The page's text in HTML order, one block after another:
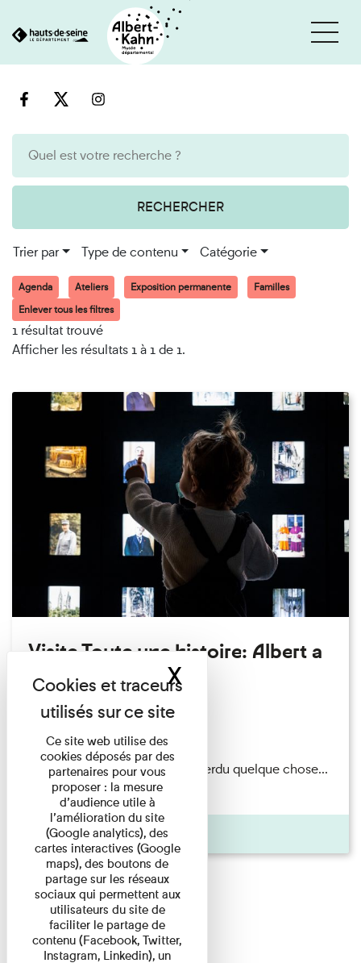
au
RECHERCHER
Trier par Type de contenu Catégorie
Agenda Ateliers Exposition permanente
Familles
Enlever tous les filtres
1 résultat trouvé
Afficher les résultats 1 à 1 de 1.
Visite Toute une histoire: Albert a
perdu son chapeau!
Exposition permanente
Du 15/08/2026 au 15/08/2026
Il semblerait qu’Albert Kahn a perdu quelque chose...
Accompagnés d’une ...
Agenda
Cookies et traceurs utilisés sur ce site
Ce site web utilise des
cookies déposés par des
partenaires pour vous
proposer : la mesure
d’audience utile à
l’amélioration du site
(Google analytics), des
cartes interactives (Google
maps), des boutons de
partage sur les réseaux
sociaux qui permettent aux
utilisateurs du site de
faciliter le partage de
contenu (Facebook, Twitter,
Instagram, Linkedin), un
XMasquer le